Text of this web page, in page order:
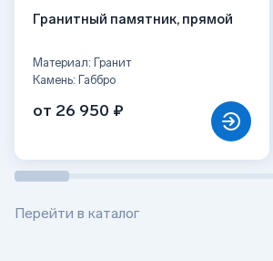
Гранитный памятник, прямой
Материал: Гранит
Камень: Габбро
от 26 950 ₽
Перейти в каталог